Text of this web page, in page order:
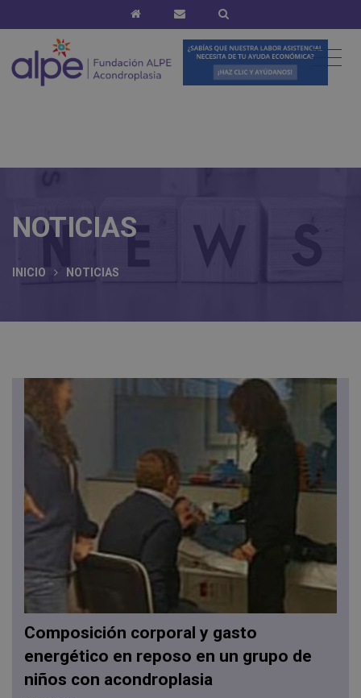
NOTICIAS
INICIO NOTICIAS
Composición corporal y gasto
energético en reposo en un grupo de
niños con acondroplasia